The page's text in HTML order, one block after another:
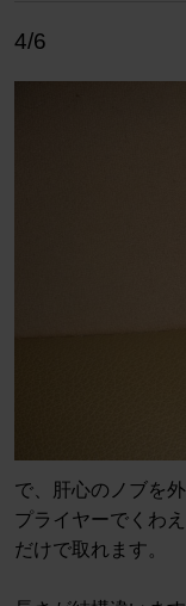
4/6
で、肝心のノブを外
プライヤーでくわ
だけで取れます。